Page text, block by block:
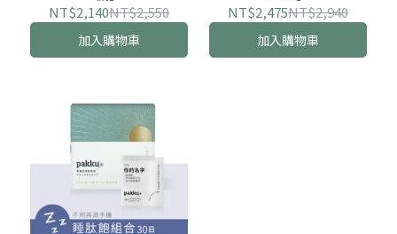
NT$2,140NT$2,550
加入購物車
NT$2,475NT$2,940
加入購物車